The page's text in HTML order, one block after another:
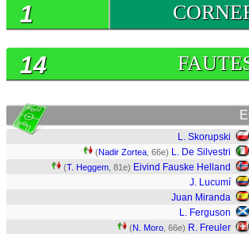
1
14
L. Skorupski
(Nadir Zortea , 66e) L. De Silvestri
(T. Heggem , 81e) Eivind Fauske Helland
J. Lucumí
Juan Miranda
L. Ferguson
(N. Moro , 66e) R. Freuler